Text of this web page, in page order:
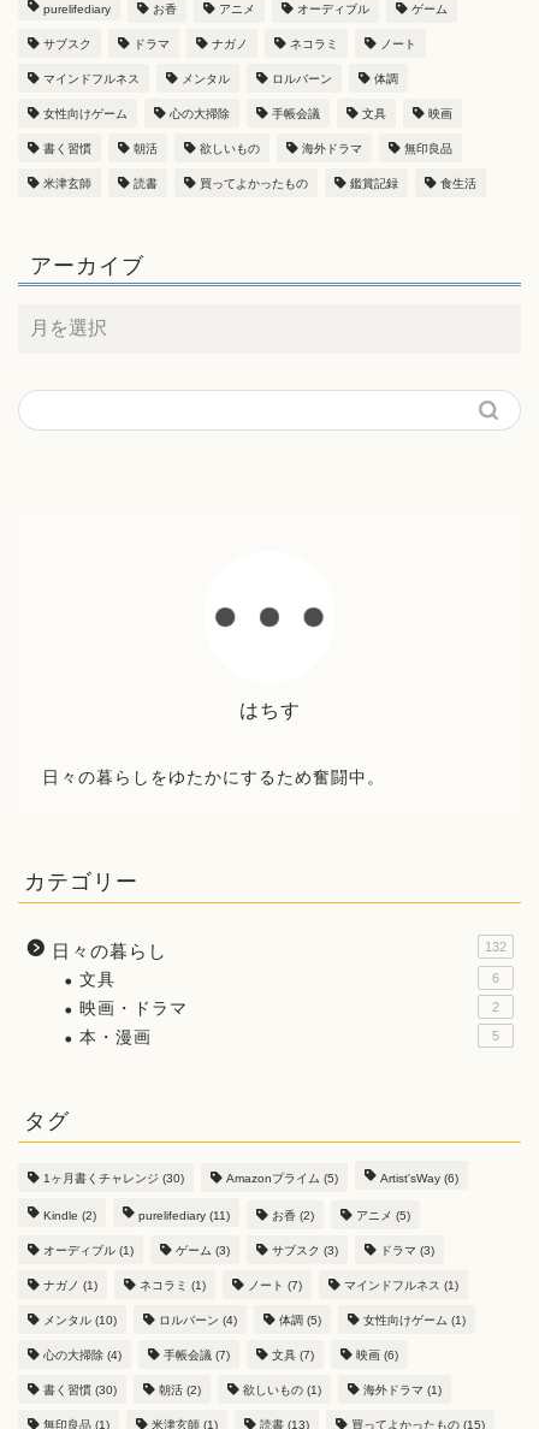
purelifediary お香 アニメ オーディブル ゲーム
サブスク ドラマ ナガノ ネコラミ ノート
マインドフルネス メンタル ロルバーン 体調
女性向けゲーム 心の大掃除 手帳会議 文具 映画
書く習慣 朝活 欲しいもの 海外ドラマ 無印良品
米津玄師 読書 買ってよかったもの 鑑賞記録 食生活
アーカイブ
はちす
日々の暮らしをゆたかにするため奮闘中。
カテゴリー
日々の暮らし 132
文具 6
映画・ドラマ 2
本・漫画 5
タグ
1ヶ月書くチャレンジ (30) Amazonプライム (5) Artist'sWay (6)
Kindle (2) purelifediary (11) お香 (2) アニメ (5)
オーディブル (1) ゲーム (3) サブスク (3) ドラマ (3)
ナガノ (1) ネコラミ (1) ノート (7) マインドフルネス (1)
メンタル (10) ロルバーン (4) 体調 (5) 女性向けゲーム (1)
心の大掃除 (4) 手帳会議 (7) 文具 (7) 映画 (6)
書く習慣 (30) 朝活 (2) 欲しいもの (1) 海外ドラマ (1)
無印良品 (1) 米津玄師 (1) 読書 (13) 買ってよかったもの (15)